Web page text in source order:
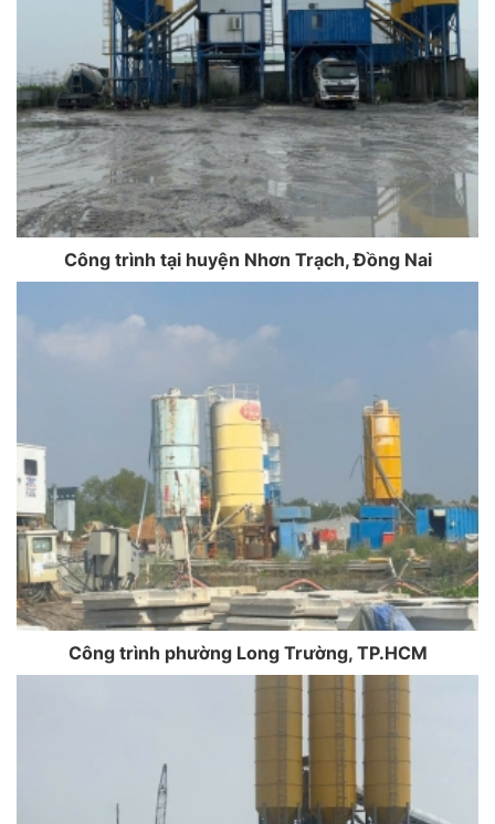
Công trình tại huyện Nhơn Trạch, Đồng Nai
Công trình phường Long Trường, TP.HCM